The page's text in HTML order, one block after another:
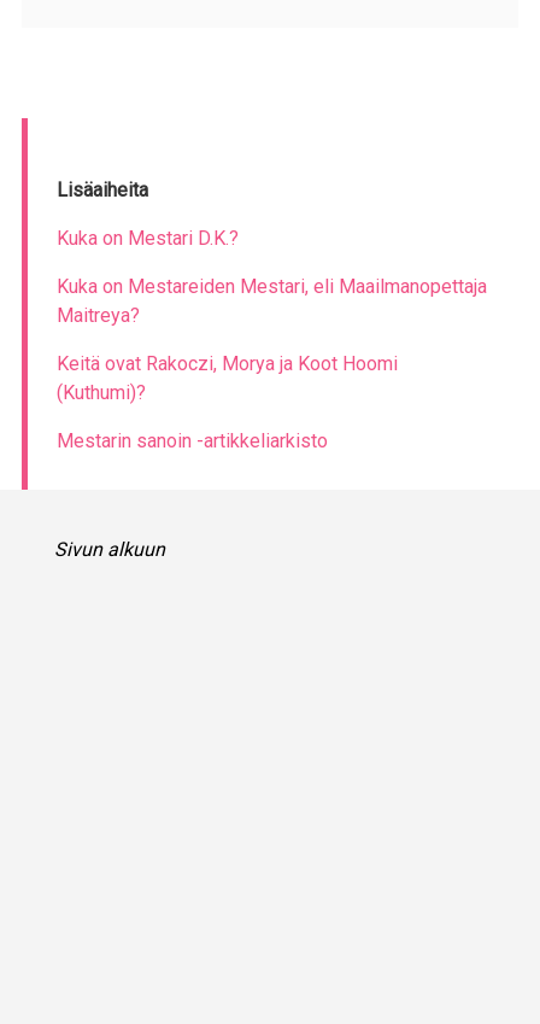
Lisäaiheita
Kuka on Mestari D.K.?
Kuka on Mestareiden Mestari, eli Maailmanopettaja
Maitreya?
Keitä ovat Rakoczi, Morya ja Koot Hoomi
(Kuthumi)?
Mestarin sanoin -artikkeliarkisto
Sivun alkuun